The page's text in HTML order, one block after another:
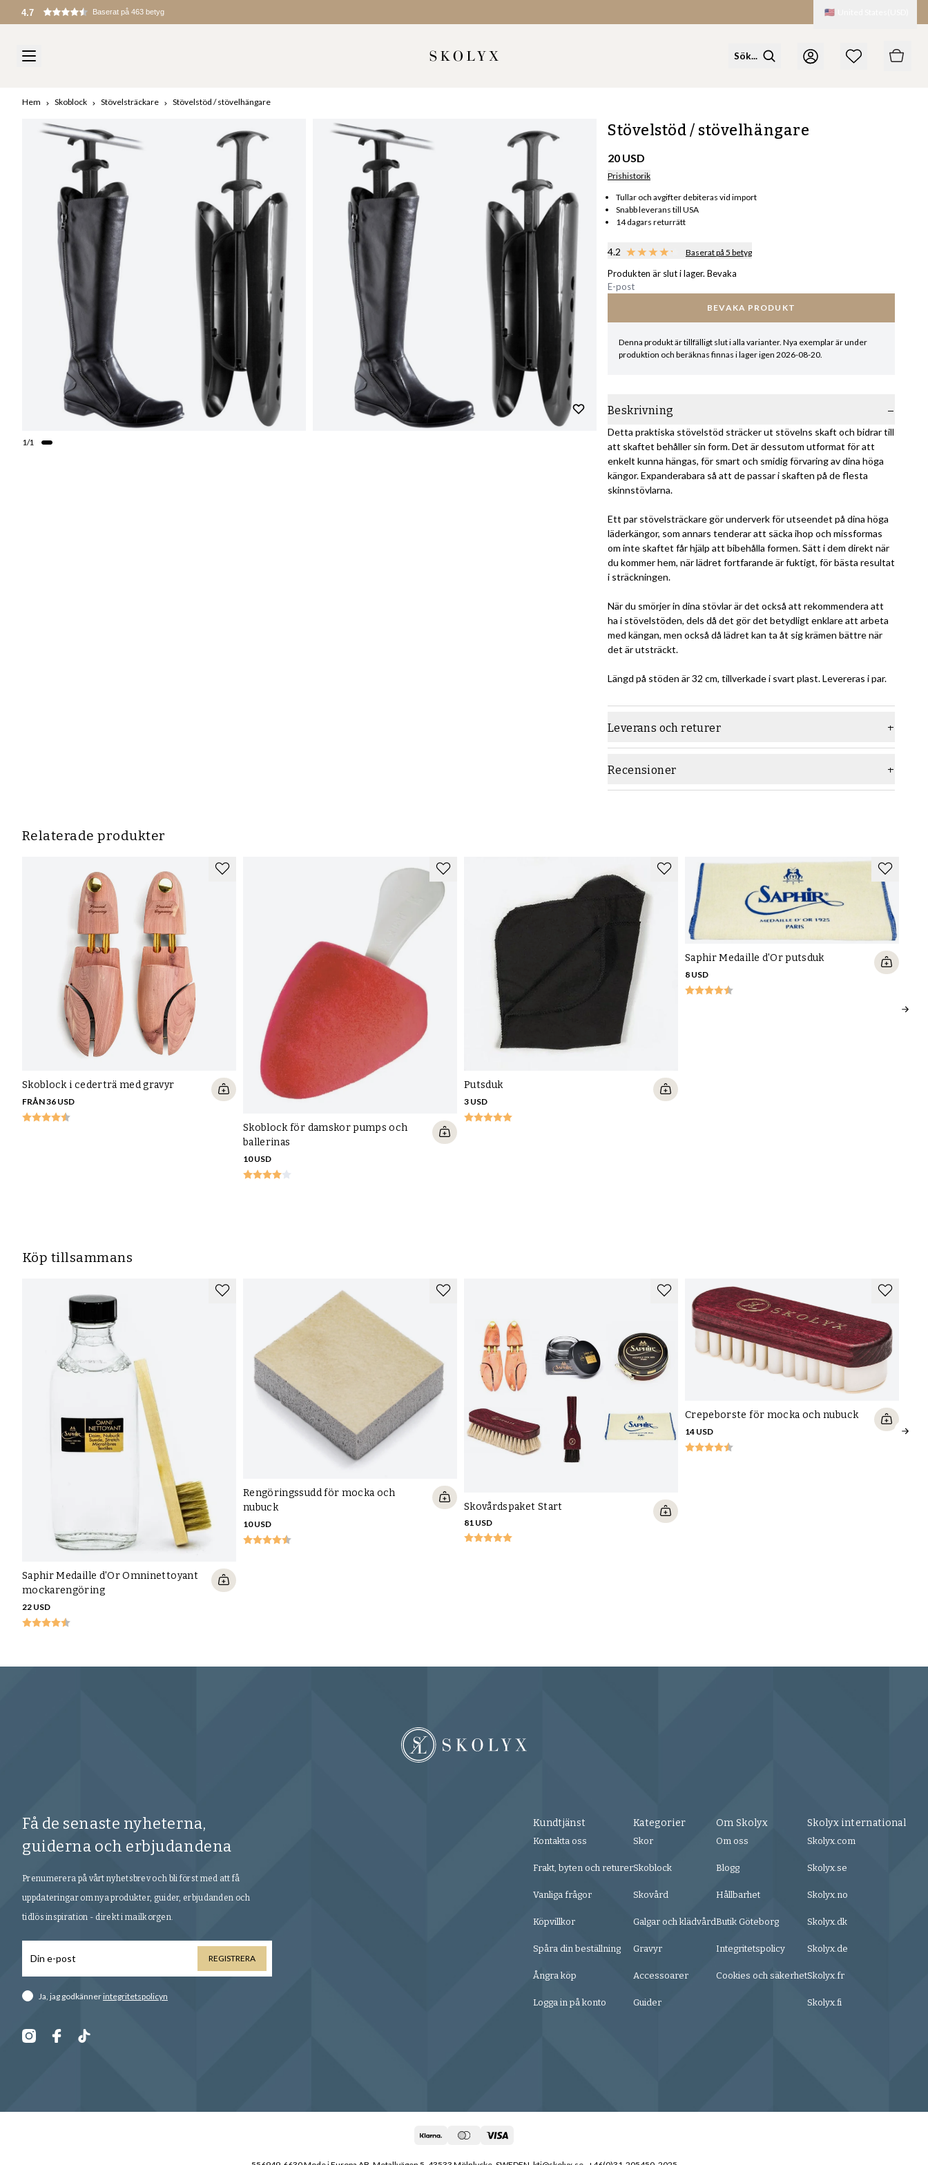
🇺🇸
Hem Skoblock Stövelsträckare Stövelstöd / stövelhängare
1/1
Stövelstöd / stövelhängare
20 USD
Prishistorik
Tullar och avgifter debiteras vid import
Snabb leverans till USA
14 dagars returrätt
4.2 Baserat på 5 betyg
Produkten är slut i lager. Bevaka
BEVAKA PRODUKT
Denna produkt är tillfälligt slut i alla varianter. Nya exemplar är under
produktion och beräknas finnas i lager igen 2026-08-20.
Beskrivning
Detta praktiska stövelstöd sträcker ut stövelns skaft och bidrar till
att skaftet behåller sin form. Det är dessutom utformat för att
enkelt kunna hängas, för smart och smidig förvaring av dina höga
kängor. Expanderabara så att de passar i skaften på de flesta
skinnstövlarna.
Ett par stövelsträckare gör underverk för utseendet på dina höga
läderkängor, som annars tenderar att säcka ihop och missformas
om inte skaftet får hjälp att bibehålla formen. Sätt i dem direkt när
du kommer hem, när lädret fortfarande är fuktigt, för bästa resultat
i sträckningen.
När du smörjer in dina stövlar är det också att rekommendera att
ha i stövelstöden, dels då det gör det betydligt enklare att arbeta
med kängan, men också då lädret kan ta åt sig krämen bättre när
det är utsträckt.
Längd på stöden är 32 cm, tillverkade i svart plast. Levereras i par.
Leverans och returer
Recensioner
Relaterade produkter
Skoblock i cederträ med gravyr
FRÅN 36 USD
Skoblock för damskor pumps och
ballerinas
10 USD
Putsduk
3 USD
Saphir Medaille d'Or putsduk
8 USD
Köp tillsammans
Saphir Medaille d'Or Omninettoyant
mockarengöring
22 USD
Rengöringssudd för mocka och
nubuck
10 USD
Skovårdspaket Start
81 USD
Crepeborste för mocka och nubuck
14 USD
Få de senaste nyheterna,
guiderna och erbjudandena
Prenumerera på vårt nyhetsbrev och bli först med att få
uppdateringar om nya produkter, guider, erbjudanden och
tidlös inspiration - direkt i mailkorgen.
REGISTRERA
Ja, jag godkännerintegritetspolicyn
Kundtjänst
Kontakta oss
Frakt, byten och returer
Vanliga frågor
Köpvillkor
Spåra din beställning
Ångra köp
Logga in på konto
Kategorier
Skor
Skoblock
Skovård
Galgar och klädvård
Gravyr
Accessoarer
Guider
Om Skolyx
Om oss
Blogg
Hållbarhet
Butik Göteborg
Integritetspolicy
Cookies och säkerhet
Skolyx international
Skolyx.com
Skolyx.se
Skolyx.no
Skolyx.dk
Skolyx.de
Skolyx.fr
Skolyx.fi